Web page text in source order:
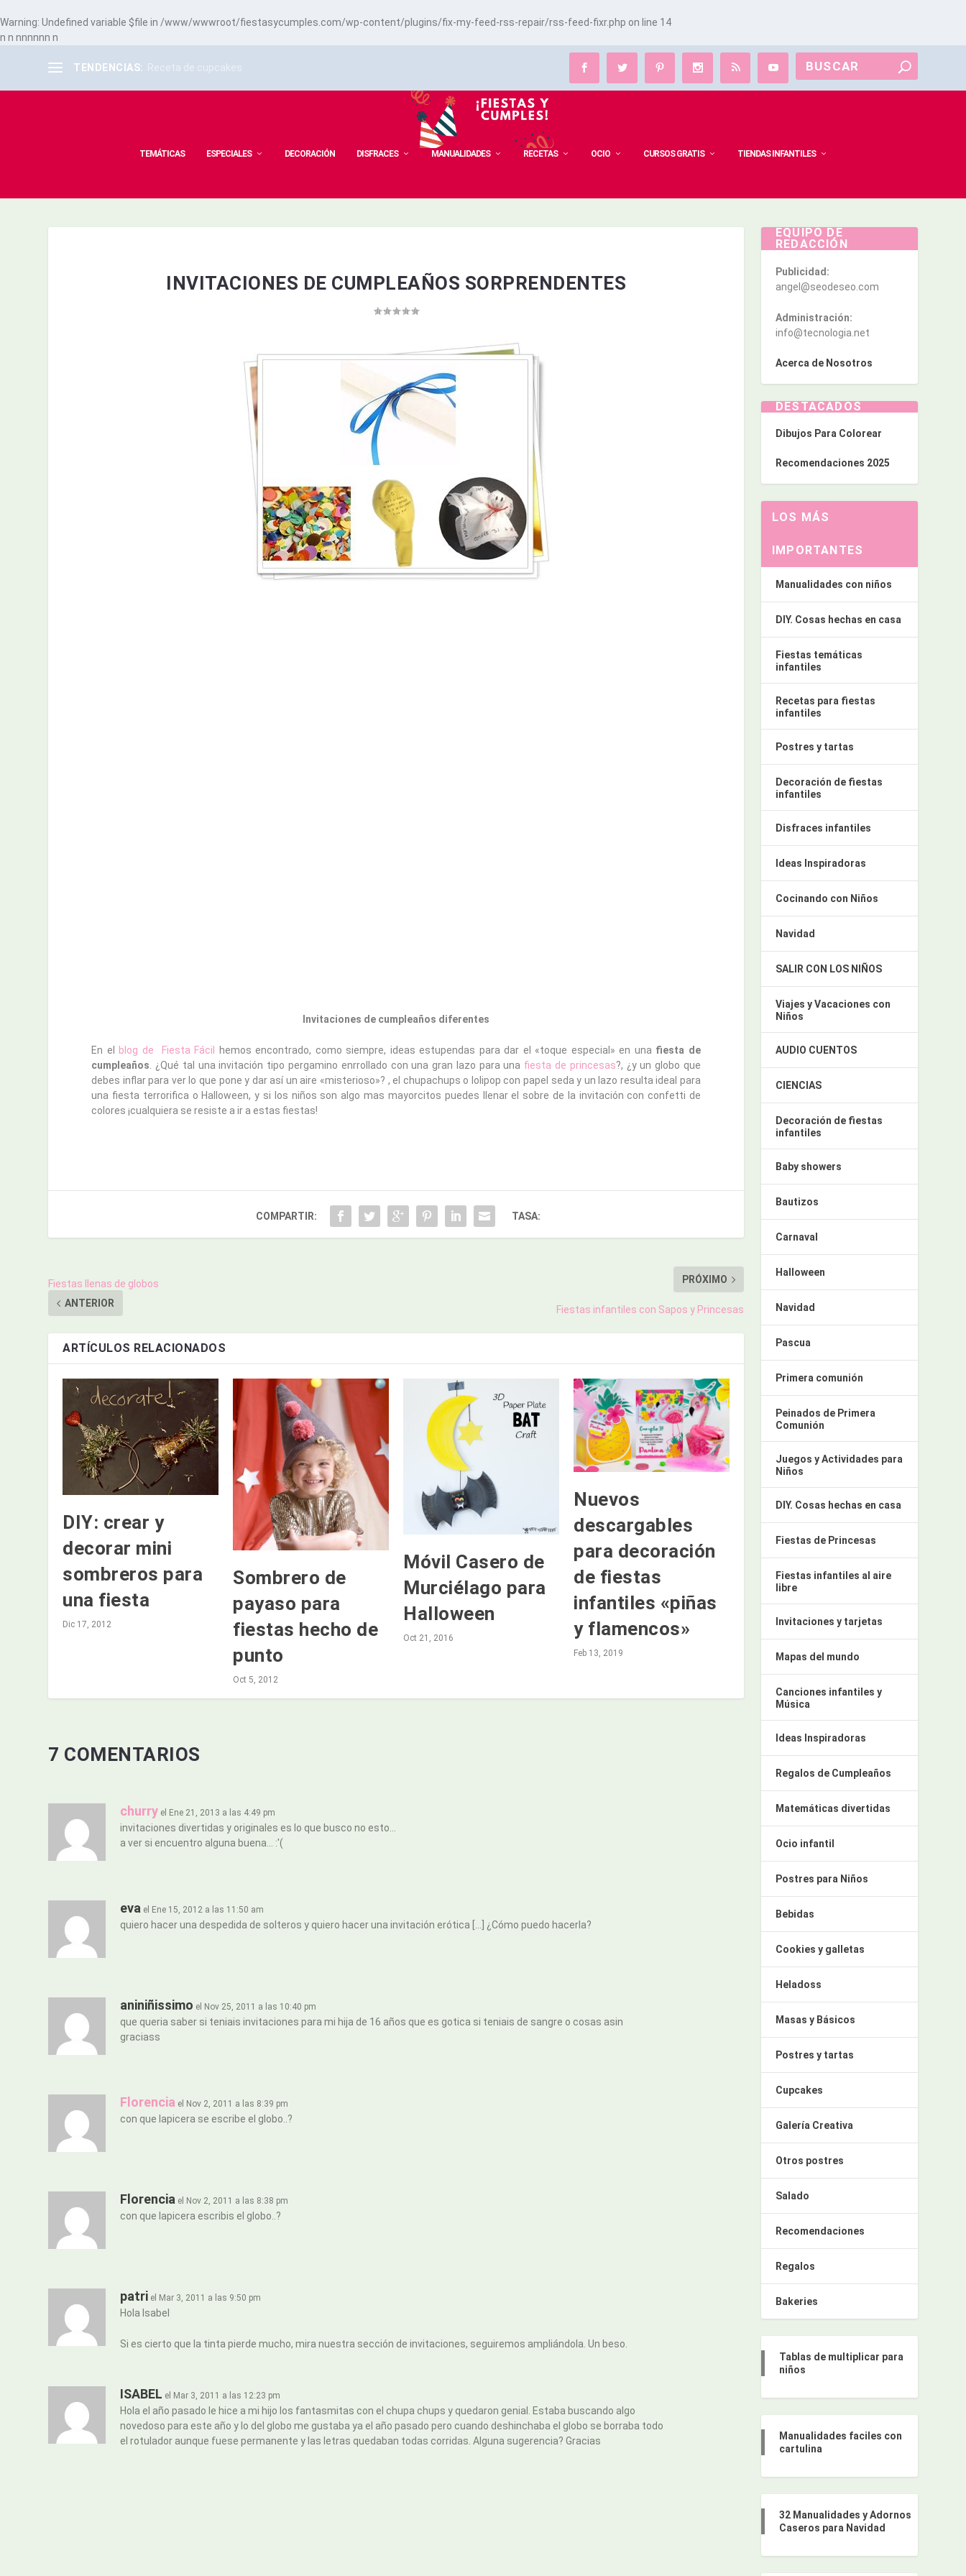
Warning: Undefined variable $file in /www/wwwroot/fiestasycumples.com/wp-content/plugins/fix-my-feed-rss-repair/rss-feed-fixr.php on line 14
n n nnnnnn n
TENDENCIAS: Receta de cupcakes
TEMÁTICAS ESPECIALES DECORACIÓN DISFRACES MANUALIDADES RECETAS OCIO CURSOS GRATIS TIENDAS INFANTILES
INVITACIONES DE CUMPLEAÑOS SORPRENDENTES
Invitaciones de cumpleaños diferentes
En el blog de Fiesta Fácil hemos encontrado, como siempre, ideas estupendas para dar el «toque especial» en una fiesta de
cumpleaños. ¿Qué tal una invitación tipo pergamino enrrollado con una gran lazo para una fiesta de princesas?, ¿y un globo que
debes inflar para ver lo que pone y dar así un aire «misterioso»? , el chupachups o lolipop con papel seda y un lazo resulta ideal para
una fiesta terrorifica o Halloween, y si los niños son algo mas mayorcitos puedes llenar el sobre de la invitación con confetti de
colores ¡cualquiera se resiste a ir a estas fiestas!
COMPARTIR: TASA:
Fiestas llenas de globos
ANTERIOR
PRÓXIMO
Fiestas infantiles con Sapos y Princesas
ARTÍCULOS RELACIONADOS
DIY: crear y
decorar mini
sombreros para
una fiesta
Dic 17, 2012
Sombrero de
payaso para
fiestas hecho de
punto
Oct 5, 2012
Móvil Casero de
Murciélago para
Halloween
Oct 21, 2016
Nuevos
descargables
para decoración
de fiestas
infantiles «piñas
y flamencos»
Feb 13, 2019
7 COMENTARIOS
churry el Ene 21, 2013 a las 4:49 pm
invitaciones divertidas y originales es lo que busco no esto…
a ver si encuentro alguna buena… :'(
eva el Ene 15, 2012 a las 11:50 am
quiero hacer una despedida de solteros y quiero hacer una invitación erótica […] ¿Cómo puedo hacerla?
aniniñissimo el Nov 25, 2011 a las 10:40 pm
que queria saber si teniais invitaciones para mi hija de 16 años que es gotica si teniais de sangre o cosas asin
graciass
Florencia el Nov 2, 2011 a las 8:39 pm
con que lapicera se escribe el globo..?
Florencia el Nov 2, 2011 a las 8:38 pm
con que lapicera escribis el globo..?
patri el Mar 3, 2011 a las 9:50 pm
Hola Isabel
Si es cierto que la tinta pierde mucho, mira nuestra sección de invitaciones, seguiremos ampliándola. Un beso.
ISABEL el Mar 3, 2011 a las 12:23 pm
Hola el año pasado le hice a mi hijo los fantasmitas con el chupa chups y quedaron genial. Estaba buscando algo
novedoso para este año y lo del globo me gustaba ya el año pasado pero cuando deshinchaba el globo se borraba todo
el rotulador aunque fuese permanente y las letras quedaban todas corridas. Alguna sugerencia? Gracias
EQUIPO DE
REDACCIÓN
Publicidad:
angel@seodeseo.com
Administración:
info@tecnologia.net
Acerca de Nosotros
DESTACADOS
Dibujos Para Colorear
Recomendaciones 2025
LOS MÁS
IMPORTANTES
Manualidades con niños
DIY. Cosas hechas en casa
Fiestas temáticas
infantiles
Recetas para fiestas
infantiles
Postres y tartas
Decoración de fiestas
infantiles
Disfraces infantiles
Ideas Inspiradoras
Cocinando con Niños
Navidad
SALIR CON LOS NIÑOS
Viajes y Vacaciones con
Niños
AUDIO CUENTOS
CIENCIAS
Decoración de fiestas
infantiles
Baby showers
Bautizos
Carnaval
Halloween
Navidad
Pascua
Primera comunión
Peinados de Primera
Comunión
Juegos y Actividades para
Niños
DIY. Cosas hechas en casa
Fiestas de Princesas
Fiestas infantiles al aire
libre
Invitaciones y tarjetas
Mapas del mundo
Canciones infantiles y
Música
Ideas Inspiradoras
Regalos de Cumpleaños
Matemáticas divertidas
Ocio infantil
Postres para Niños
Bebidas
Cookies y galletas
Heladoss
Masas y Básicos
Postres y tartas
Cupcakes
Galería Creativa
Otros postres
Salado
Recomendaciones
Regalos
Bakeries
Tablas de multiplicar para
niños
Manualidades faciles con
cartulina
32 Manualidades y Adornos
Caseros para Navidad